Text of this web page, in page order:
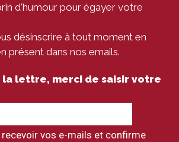
d'humour pour égayer votre
désinscrire à tout moment en
présent dans nos emails.
la lettre, merci de saisir votre
vos e-mails et confirme